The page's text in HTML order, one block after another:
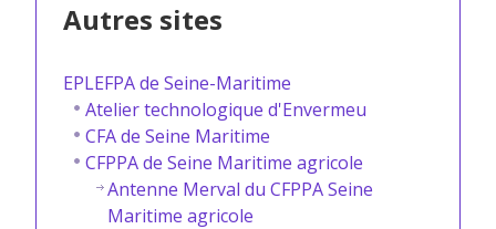
Autres sites
EPLEFPA de Seine-Maritime
Atelier technologique d'Envermeu
CFA de Seine Maritime
CFPPA de Seine Maritime agricole
Antenne Merval du CFPPA Seine
Maritime agricole